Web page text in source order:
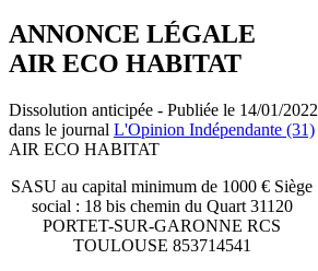
ANNONCE LÉGALE
AIR ECO HABITAT
Dissolution anticipée - Publiée le 14/01/2022
dans le journal L'Opinion Indépendante (31)
AIR ECO HABITAT
SASU au capital minimum de 1000 € Siège
social : 18 bis chemin du Quart 31120
PORTET-SUR-GARONNE RCS
TOULOUSE 853714541